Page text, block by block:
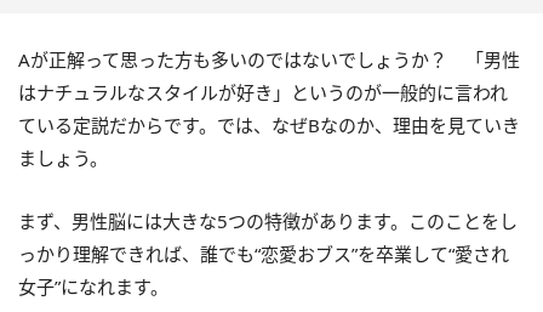
Aが正解って思った方も多いのではないでしょうか？ 「男性
はナチュラルなスタイルが好き」というのが一般的に言われ
ている定説だからです。では、なぜBなのか、理由を見ていき
ましょう。
まず、男性脳には大きな5つの特徴があります。このことをし
っかり理解できれば、誰でも“恋愛おブス”を卒業して“愛され
女子”になれます。